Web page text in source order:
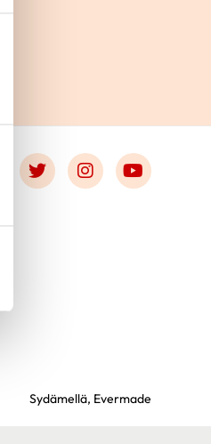
Link to facebook
Link to twitter
Link to Link to
Sydämellä, Evermade